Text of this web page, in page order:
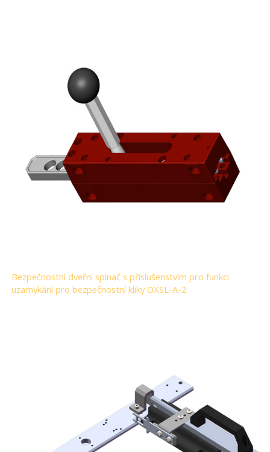
Bezpečnostní dveřní spínač s příslušenstvím pro funkci
uzamykání pro bezpečnostní kliky OXSL-A-2